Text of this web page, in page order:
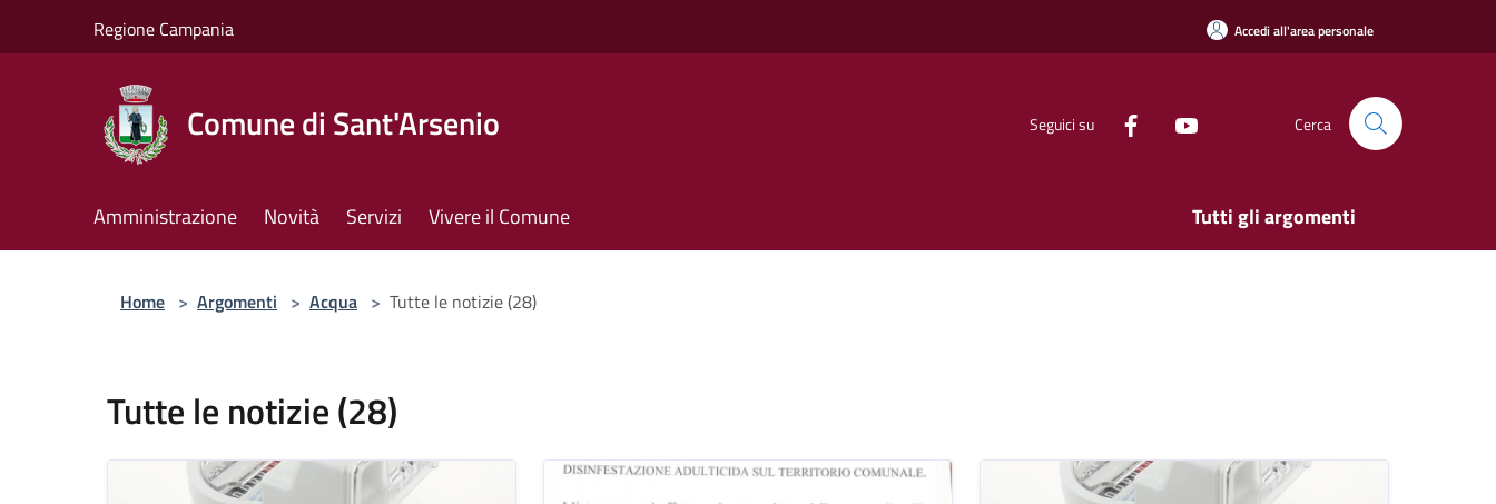
Regione Campania Accedi all'area personale
Comune di Sant'Arsenio Seguici su Cerca
Amministrazione Novità Servizi Vivere il Comune Tutti gli argomenti
Home > Argomenti > Acqua > Tutte le notizie (28)
Tutte le notizie (28)